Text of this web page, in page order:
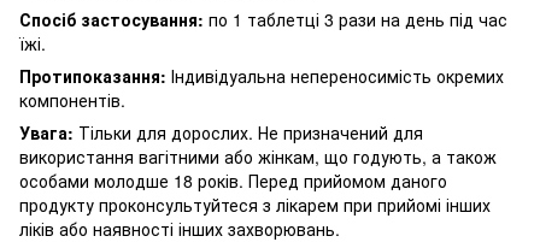
Спосіб застосування: по 1 таблетці 3 рази на день під час
їжі.
Протипоказання: Індивідуальна непереносимість окремих
компонентів.
Увага: Тільки для дорослих. Не призначений для
використання вагітними або жінкам, що годують, а також
особами молодше 18 років. Перед прийомом даного
продукту проконсультуйтеся з лікарем при прийомі інших
ліків або наявності інших захворювань.